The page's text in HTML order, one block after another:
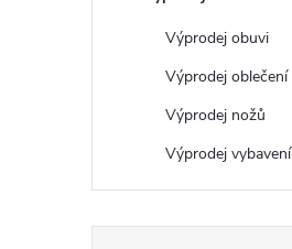
Výprodej obuvi
Výprodej oblečení
Výprodej nožů
Výprodej vybavení